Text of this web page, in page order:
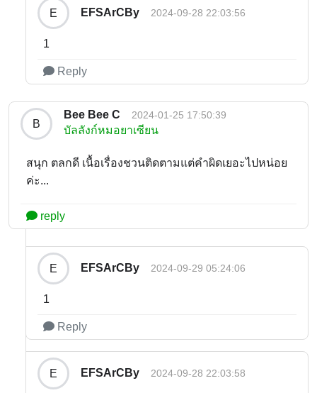
E EFSArCBy 2024-09-28 22:03:56
1
Reply
B
Bee Bee C 2024-01-25 17:50:39
บัลลังก์หมอยาเซียน
สนุก ตลกดี เนื้อเรื่องชวนติดตามแต่คำผิดเยอะไปหน่อย
ค่ะ...
reply
E EFSArCBy 2024-09-29 05:24:06
1
Reply
E EFSArCBy 2024-09-28 22:03:58